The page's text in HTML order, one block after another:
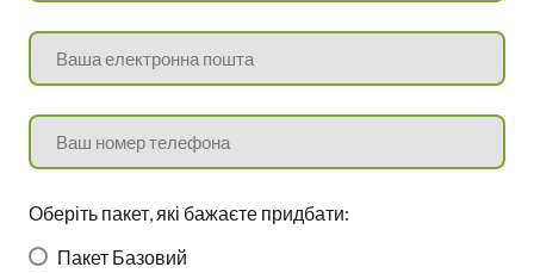
Оберіть пакет, які бажаєте придбати:
Пакет Базовий